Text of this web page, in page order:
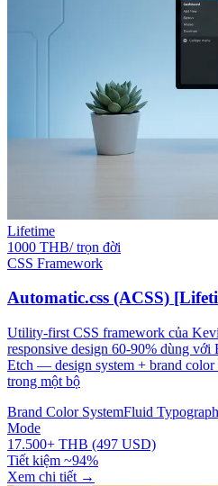
Lifetime
1000 THB/ trọn đời
CSS Framework
Automatic.css (ACSS)
Utility-first CSS framework của
responsive design 60-90% dùng với
Etch — design system + brand
trong một bộ
Brand Color SystemFluid
Mode
17.500+ THB (497 USD)
Tiết kiệm ~94%
Xem chi tiết →